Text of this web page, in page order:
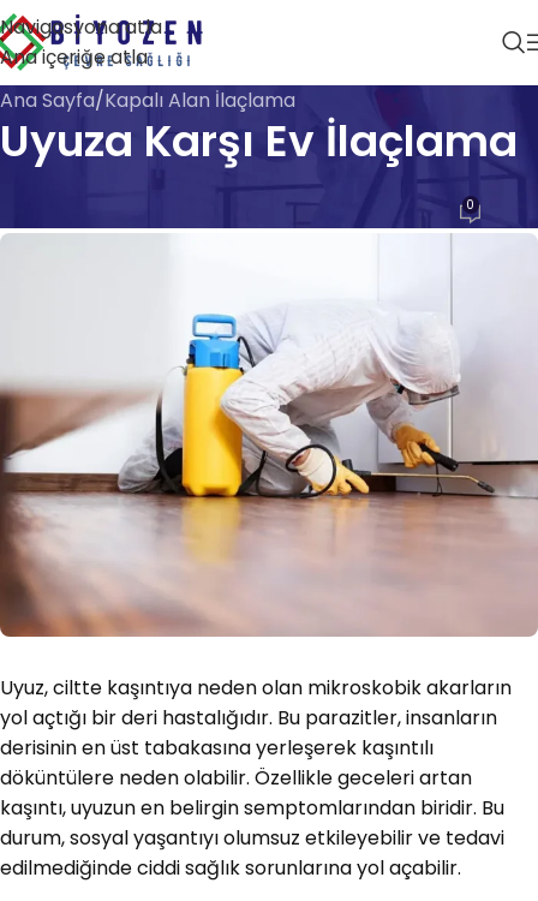
Navigasyona atla
Ana içeriğe atla
Ana Sayfa Kapalı Alan İlaçlama
Uyuza Karşı Ev İlaçlama
KAPALI ALAN İLAÇLAMA
0
Uyuz, ciltte kaşıntıya neden olan mikroskobik akarların
yol açtığı bir deri hastalığıdır. Bu parazitler, insanların
derisinin en üst tabakasına yerleşerek kaşıntılı
döküntülere neden olabilir. Özellikle geceleri artan
kaşıntı, uyuzun en belirgin semptomlarından biridir. Bu
durum, sosyal yaşantıyı olumsuz etkileyebilir ve tedavi
edilmediğinde ciddi sağlık sorunlarına yol açabilir.